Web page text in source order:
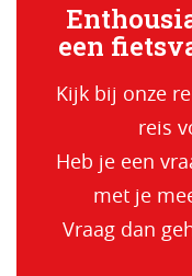
een
Kijk bij onze
reis
Heb je een
met je
Vraag dan